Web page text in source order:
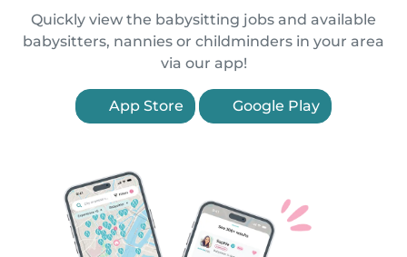
Quickly view the babysitting jobs and available
babysitters, nannies or childminders in your area
via our app!
App Store Google Play